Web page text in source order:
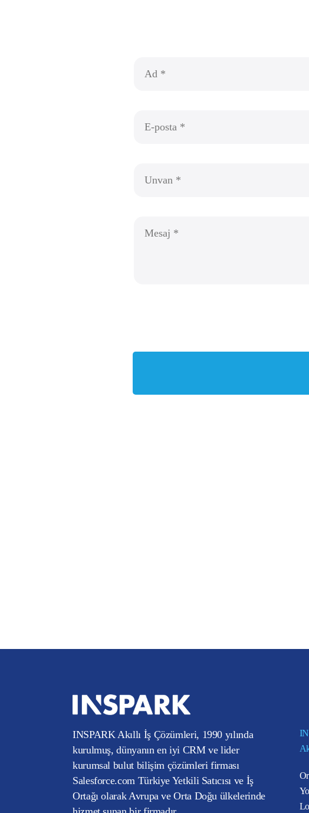
INSPARK Akıllı İş Çözümleri, 1990 yılında
kurulmuş, dünyanın en iyi CRM ve lider
kurumsal bulut bilişim çözümleri firması
Salesforce.com Türkiye Yetkili Satıcısı ve İş
Ortağı olarak Avrupa ve Orta Doğu ülkelerinde